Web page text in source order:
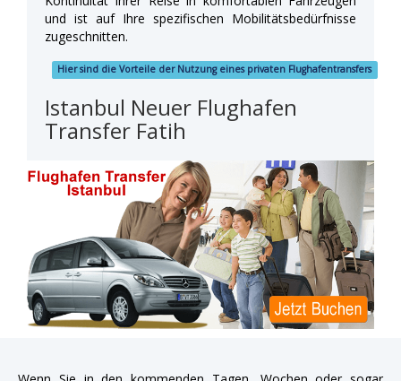
und ist auf Ihre spezifischen Mobilitätsbedürfnisse
zugeschnitten.
Hier sind die Vorteile der Nutzung eines privaten Flughafentransfers
Istanbul Neuer Flughafen
Transfer Fatih